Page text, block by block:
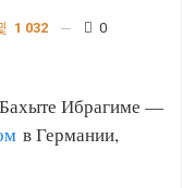
1 032 0
Бахыте Ибрагиме —
в Германии,